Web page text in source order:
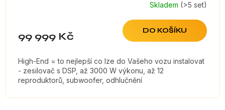
Skladem (>5 set)
99 999 Kč DO KOŠÍKU
High-End = to nejlepší co lze do Vašeho vozu instalovat
- zesilovač s DSP, až 3000 W výkonu, až 12
reproduktorů, subwoofer, odhlučnění